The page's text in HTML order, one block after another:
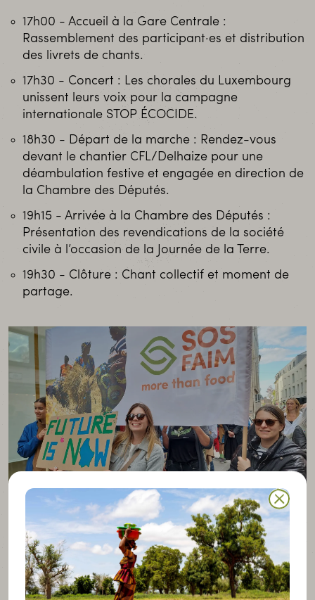
17h00 - Accueil à la Gare Centrale :
Rassemblement des participant·es et distribution
des livrets de chants.
17h30 - Concert : Les chorales du Luxembourg
unissent leurs voix pour la campagne
internationale STOP ÉCOCIDE.
18h30 - Départ de la marche : Rendez-vous
devant le chantier CFL/Delhaize pour une
déambulation festive et engagée en direction de
la Chambre des Députés.
19h15 - Arrivée à la Chambre des Députés :
Présentation des revendications de la société
civile à l’occasion de la Journée de la Terre.
19h30 - Clôture : Chant collectif et moment de
partage.
Les membres de SOS Faim lors de la marche pour la Terre 2025.
Une mobilisation collective
Envie de participer activement à la marche ?
Rejoignez :